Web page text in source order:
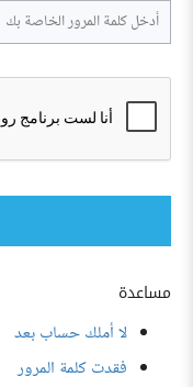
مساعدة
لا أملك حساب بعد
فقدت كلمة المرور